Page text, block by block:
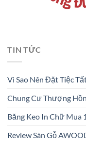
TIN TỨC
Vì Sao Nên Đặt Tiệc
Chung Cư Thượng
Băng Keo In Chữ Mua
Review Sàn Gỗ